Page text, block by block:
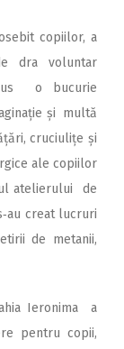
copiilor, a
dra voluntar
o bucurie
și multă
cruciulițe și
ale copiilor
atelierului de
creat lucruri
de metanii,
Ieronima a
pentru copii,